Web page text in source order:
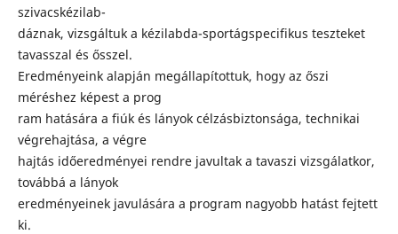
szivacskézilab-
dáznak, vizsgáltuk a kézilabda-sportágspecifikus teszteket
tavasszal és ősszel.
Eredményeink alapján megállapítottuk, hogy az őszi
méréshez képest a prog
ram hatására a fiúk és lányok célzásbiztonsága, technikai
végrehajtása, a végre
hajtás időeredményei rendre javultak a tavaszi vizsgálatkor,
továbbá a lányok
eredményeinek javulására a program nagyobb hatást fejtett
ki.